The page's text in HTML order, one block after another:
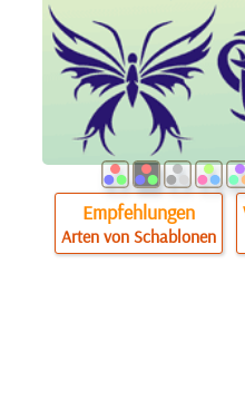
Empfehlungen
Arten von Schablonen